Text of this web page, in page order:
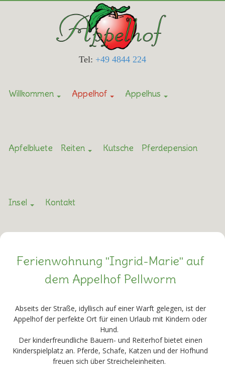
Tel: +49 4844 224
Willkommen Appelhof Appelhus
Apfelbluete Reiten Kutsche Pferdepension
Insel Kontakt
Ferienwohnung "Ingrid-Marie" auf
dem Appelhof Pellworm
Abseits der Straße, idyllisch auf einer Warft gelegen, ist der
Appelhof der perfekte Ort für einen Urlaub mit Kindern oder
Hund.
Der kinderfreundliche Bauern- und Reiterhof bietet einen
Kinderspielplatz an. Pferde, Schafe, Katzen und der Hofhund
freuen sich über Streicheleinheiten.